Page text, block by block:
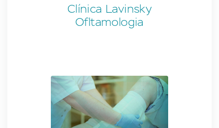
Clínica Lavinsky
Ofltamologia